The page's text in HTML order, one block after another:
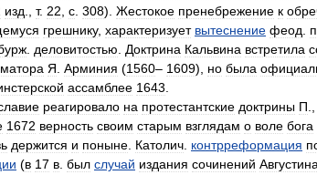
изд т. 22 с 308). Жестокое пренебрежение к
грешнику, характеризует вытеснение феод
деловитостью Доктрина Кальвина встретила
Я Арминия (1560– 1609), но была
ассамблее 1643
реагировало на протестантские доктрины П
1672 верность своим старым взглядам о воле бога
держится и поныне Католич контрреформация
(в 17 в был случай издания сочинений Августина